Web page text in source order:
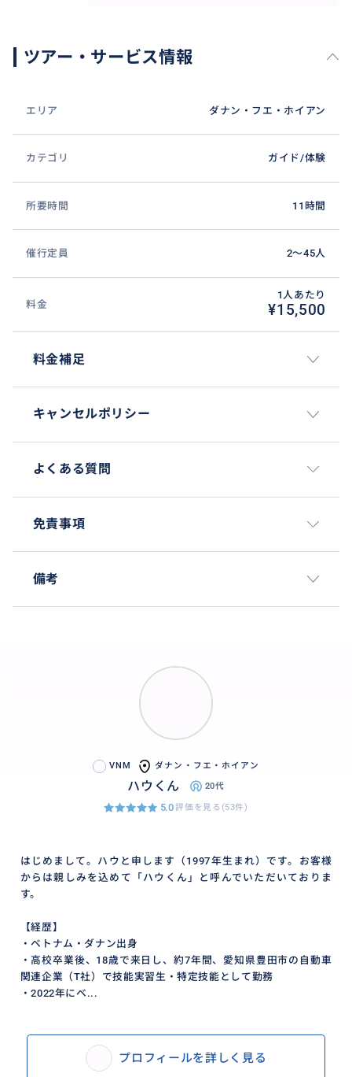
ツアー・サービス情報
エリア ダナン・フエ・ホイアン
カテゴリ ガイド/体験
所要時間 11時間
催行定員 2〜45人
料金
1人あたり
¥15,500
料金補足
キャンセルポリシー
よくある質問
免責事項
備考
VNM ダナン・フエ・ホイアン
ハウくん 20代
5.0評価を見る(53件)
はじめまして。ハウと申します（1997年生まれ）です。お客様
からは親しみを込めて「ハウくん」と呼んでいただいておりま
す。
【経歴】
・ベトナム・ダナン出身
・高校卒業後、18歳で来日し、約7年間、愛知県豊田市の自動車
関連企業（T社）で技能実習生・特定技能として勤務
・2022年にベ...
プロフィールを詳しく見る